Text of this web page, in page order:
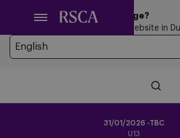
hoofdinhoud
Looking for another Language?
You’re currently browsing the website in
31/01/2026 -TBC
U13